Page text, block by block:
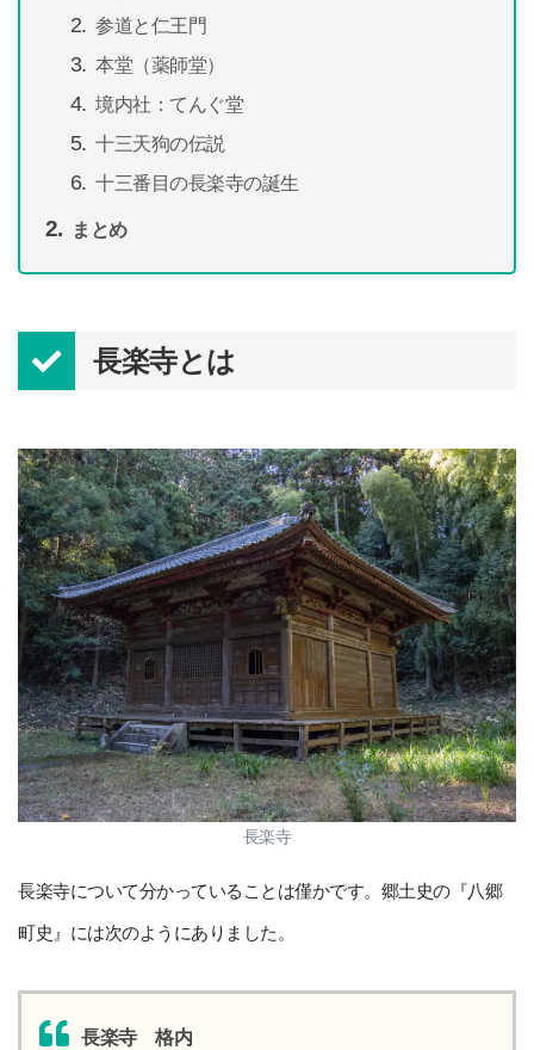
参道と仁王門
本堂（薬師堂）
境内社：てんぐ堂
十三天狗の伝説
十三番目の長楽寺の誕生
まとめ
長楽寺とは
長楽寺
長楽寺について分かっていることは僅かです。郷土史の『八郷
町史』には次のようにありました。
長楽寺 格内